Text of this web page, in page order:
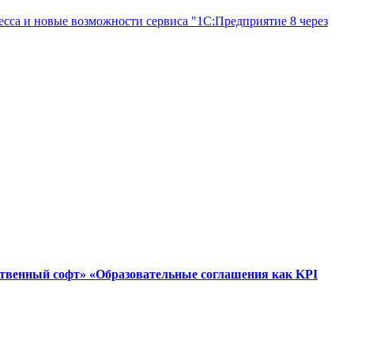
и новые возможности сервиса "1С:Предприятие 8 через
софт» «Образовательные соглашения как KPI